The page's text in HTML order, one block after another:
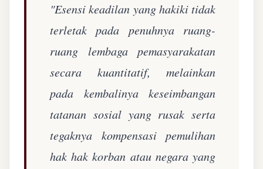
"Esensi keadilan yang hakiki tidak
terletak pada penuhnya ruang-
ruang lembaga pemasyarakatan
secara kuantitatif, melainkan
pada kembalinya keseimbangan
tatanan sosial yang rusak serta
tegaknya kompensasi pemulihan
hak hak korban atau negara yang